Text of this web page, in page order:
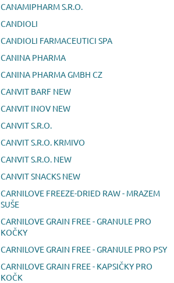
CANAMIPHARM S.R.O.
CANDIOLI
CANDIOLI FARMACEUTICI SPA
CANINA PHARMA
CANINA PHARMA GMBH CZ
CANVIT BARF NEW
CANVIT INOV NEW
CANVIT S.R.O.
CANVIT S.R.O. KRMIVO
CANVIT S.R.O. NEW
CANVIT SNACKS NEW
CARNILOVE FREEZE-DRIED RAW - MRAZEM
SUŠE
CARNILOVE GRAIN FREE - GRANULE PRO
KOČKY
CARNILOVE GRAIN FREE - GRANULE PRO PSY
CARNILOVE GRAIN FREE - KAPSIČKY PRO
KOČK